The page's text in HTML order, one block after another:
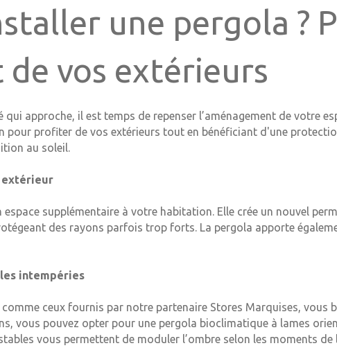
une pergola ?
vos extérieurs
qui approche, il est temps de repenser l’aménagement de votre
pour profiter de vos extérieurs tout en bénéficiant d'une
au soleil.
extérieur
espace supplémentaire à votre habitation. Elle crée un nouvel
des rayons parfois trop forts. La pergola apporte
intempéries
ceux fournis par notre partenaire Stores Marquises, vous
vous pouvez opter pour une pergola bioclimatique à lames
vous permettent de moduler l’ombre selon les moments